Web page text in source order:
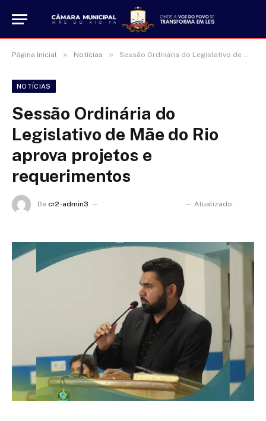
Página Inicial » Notícias » Sessão Ordinária do Legislativo de Mãe do Rio aprova projetos e requerimentos
NOTÍCIAS
Sessão Ordinária do
Legislativo de Mãe do Rio
aprova projetos e
requerimentos
De cr2-admin3 Atualizado: